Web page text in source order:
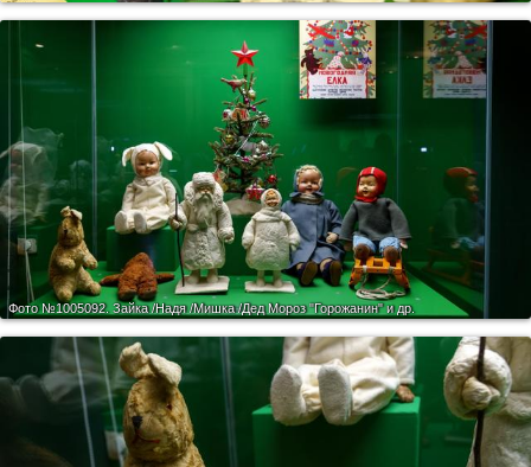
Фото №1005092. Зайка /Надя /Мишка /Дед Мороз "Горожанин" и др.